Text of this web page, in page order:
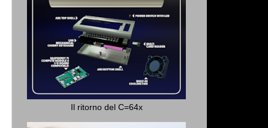
Il ritorno del C=64x